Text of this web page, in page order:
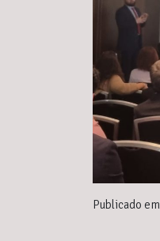
Publicado em